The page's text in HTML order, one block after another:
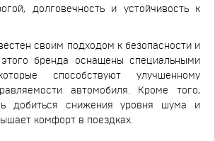
долговечность и устойчивость к
своим подходом к безопасности и
бренда оснащены специальными
способствуют улучшенному
автомобиля. Кроме того,
добиться снижения уровня шума и
комфорт в поездках.